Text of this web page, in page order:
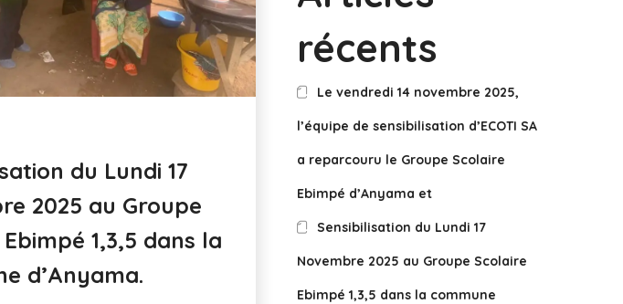
du Lundi 17
2025 au Groupe
1,3,5 dans la
d’Anyama.
récents
Le vendredi 14 novembre 2025,
l’équipe de sensibilisation d’ECOTI SA
a reparcouru le Groupe Scolaire
Ebimpé d’Anyama et
Sensibilisation du Lundi 17
Novembre 2025 au Groupe Scolaire
Ebimpé 1,3,5 dans la commune